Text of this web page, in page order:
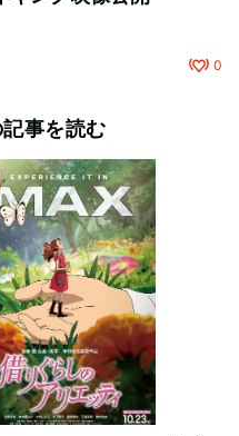
0
事を読む